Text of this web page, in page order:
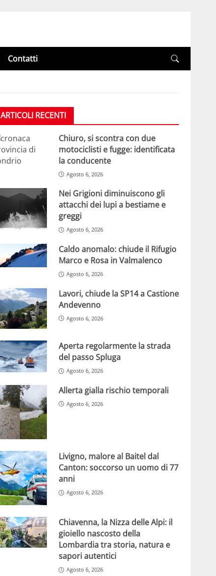
Contatti
ARTICOLI RECENTI
Chiuro, si scontra con due
motociclisti e fugge: identificata
la conducente
Agosto 6, 2026
Nei Grigioni diminuiscono gli
attacchi dei lupi a bestiame e
greggi
Agosto 6, 2026
Caldo anomalo: chiude il Rifugio
Marco e Rosa in Valmalenco
Agosto 6, 2026
Lavori, chiude la SP14 a Castione
Andevenno
Agosto 6, 2026
Aperta regolarmente la strada
del passo Spluga
Agosto 6, 2026
Allerta gialla rischio temporali
Agosto 6, 2026
Livigno, malore al Baitel dal
Canton: soccorso un uomo di 77
anni
Agosto 6, 2026
Chiavenna, la Nizza delle Alpi: il
gioiello nascosto della
Lombardia tra storia, natura e
sapori autentici
Agosto 6, 2026